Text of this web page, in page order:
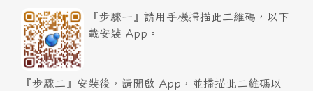
『步驟一』請用手機掃描此二維碼，以下
載安裝 App。
『步驟二』安裝後，請開啟 App，並掃描此二維碼以